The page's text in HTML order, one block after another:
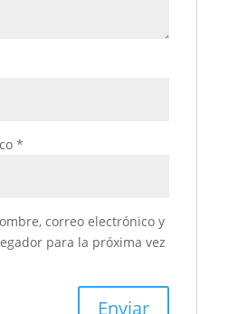
*
correo electrónico y
para la próxima vez